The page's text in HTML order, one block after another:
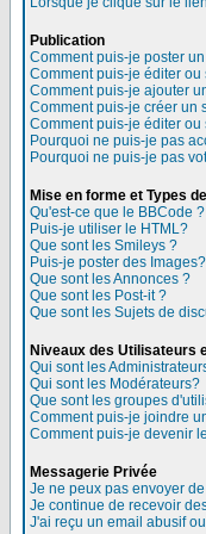
Publication
Comment puis-je poster
Comment puis-je éditer
Comment puis-je ajouter
Comment puis-je créer un
Comment puis-je éditer
Pourquoi ne puis-je pas
Pourquoi ne puis-je pas
Mise en forme et Types
Qu'est-ce que le BBCode ?
Puis-je utiliser le HTML?
Que sont les Smileys ?
Puis-je poster des Images?
Que sont les Annonces ?
Que sont les Post-it ?
Que sont les Sujets de
Niveaux des Utilisateurs
Qui sont les
Qui sont les Modérateurs?
Que sont les groupes
Comment puis-je joindre
Comment puis-je devenir
Messagerie Privée
Je ne peux pas envoyer
Je continue de recevoir
J'ai reçu un email abusif